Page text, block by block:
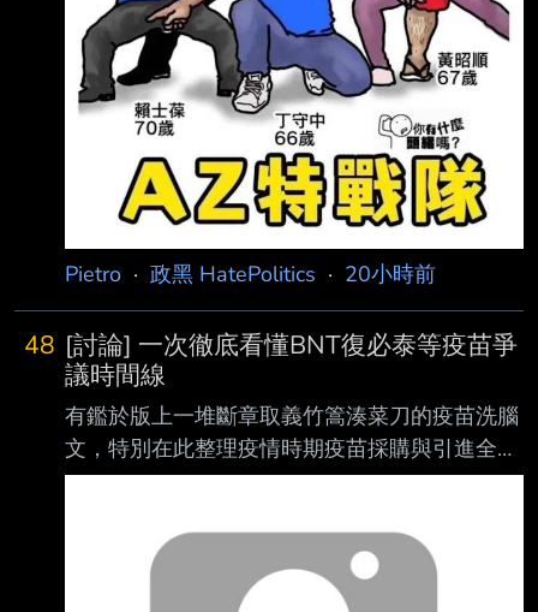
Pietro · 政黑 HatePolitics · 20小時前
48 [討論] 一次徹底看懂BNT復必泰等疫苗爭
議時間線
有鑑於版上一堆斷章取義竹篙湊菜刀的疫苗洗腦
文，特別在此整理疫情時期疫苗採購與引進全時
間線 看完這篇你就不需要再去看其他胡扯文
章會分做兩部份，第一部分解析疫情期間各大疫
苗品牌的引進與台灣需求狀況，第二部分探討